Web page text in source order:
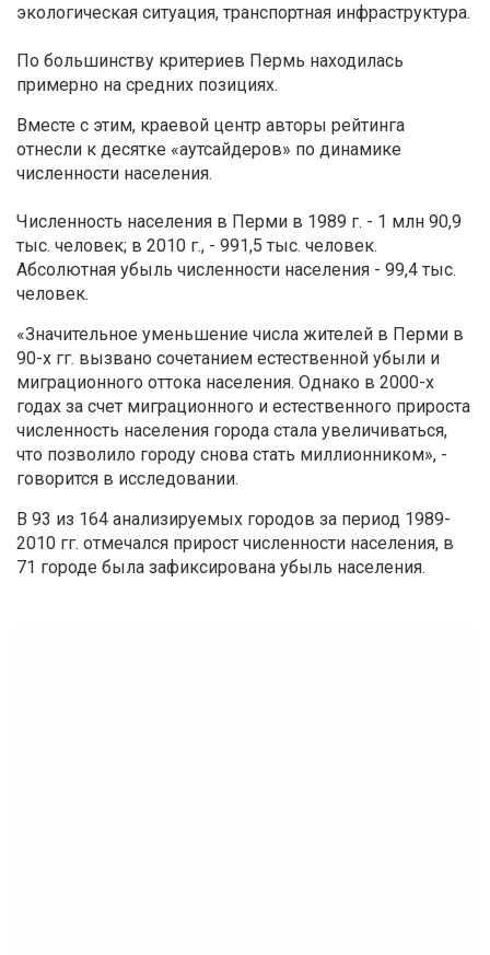
экологическая ситуация, транспортная инфраструктура.
По большинству критериев Пермь находилась
примерно на средних позициях.
Вместе с этим, краевой центр авторы рейтинга
отнесли к десятке «аутсайдеров» по динамике
численности населения.
Численность населения в Перми в 1989 г. - 1 млн 90,9
тыс. человек; в 2010 г., - 991,5 тыс. человек.
Абсолютная убыль численности населения - 99,4 тыс.
человек.
«Значительное уменьшение числа жителей в Перми в
90-х гг. вызвано сочетанием естественной убыли и
миграционного оттока населения. Однако в 2000-х
годах за счет миграционного и естественного прироста
численность населения города стала увеличиваться,
что позволило городу снова стать миллионником», -
говорится в исследовании.
В 93 из 164 анализируемых городов за период 1989-
2010 гг. отмечался прирост численности населения, в
71 городе была зафиксирована убыль населения.